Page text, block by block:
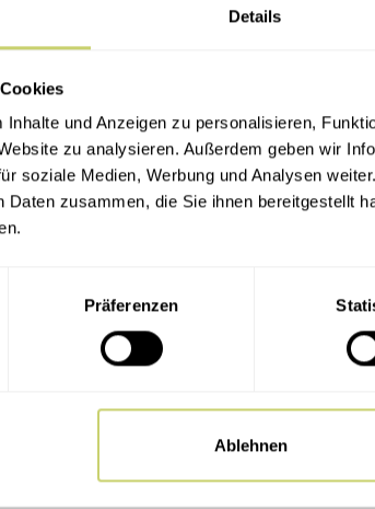
Details
und Anzeigen zu personalisieren,
zu analysieren. Außerdem geben wir
soziale Medien, Werbung und Analysen
Daten zusammen, die Sie ihnen bereitgestellt
Präferenzen
Ablehnen
Today